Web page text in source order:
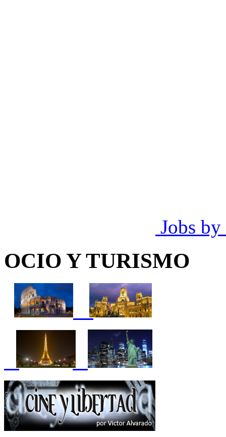
Jobs by
OCIO Y TURISMO